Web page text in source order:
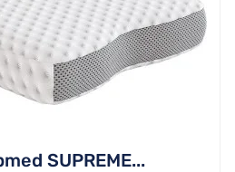
SUPREME...